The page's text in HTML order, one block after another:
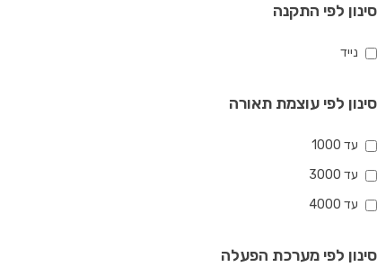
סינון לפי התקנה
נייד
סינון לפי עוצמת תאורה
עד 1000
עד 3000
עד 4000
סינון לפי מערכת הפעלה